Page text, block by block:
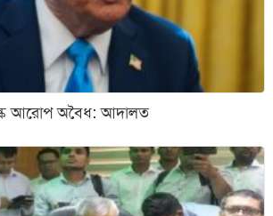
আরোপ অবৈধ: আদালত